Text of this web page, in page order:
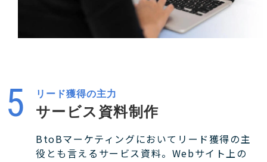
リード獲得の主力
サービス資料制作
BtoBマーケティングにおいてリード獲得の主
役とも言えるサービス資料。Webサイト上の